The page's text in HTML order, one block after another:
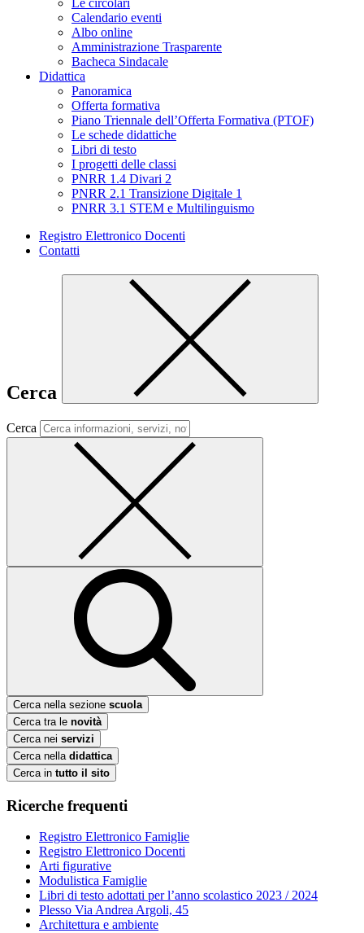
Le circolari
Calendario eventi
Albo online
Amministrazione Trasparente
Bacheca Sindacale
Didattica
Panoramica
Offerta formativa
Piano Triennale dell’Offerta Formativa (PTOF)
Le schede didattiche
Libri di testo
I progetti delle classi
PNRR 1.4 Divari 2
PNRR 2.1 Transizione Digitale 1
PNRR 3.1 STEM e Multilinguismo
Registro Elettronico Docenti
Contatti
Cerca
Cerca
Cerca nella sezione scuola
Cerca tra le novità
Cerca nei servizi
Cerca nella didattica
Cerca in tutto il sito
Ricerche frequenti
Registro Elettronico Famiglie
Registro Elettronico Docenti
Arti figurative
Modulistica Famiglie
Libri di testo adottati per l’anno scolastico 2023 / 2024
Plesso Via Andrea Argoli, 45
Architettura e ambiente